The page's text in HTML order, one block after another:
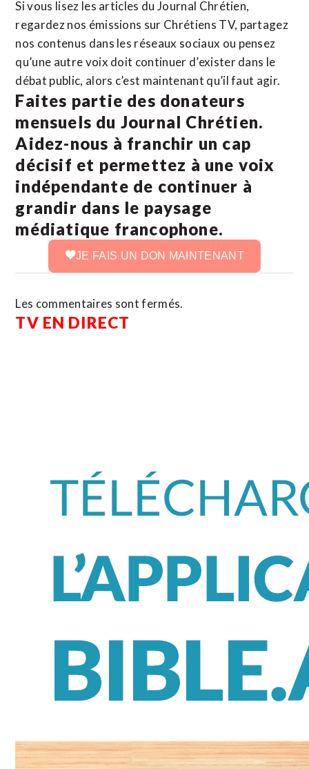
Si vous lisez les articles du Journal Chrétien,
regardez nos émissions sur Chrétiens TV, partagez
nos contenus dans les réseaux sociaux ou pensez
qu’une autre voix doit continuer d’exister dans le
débat public, alors c’est maintenant qu’il faut agir.
Faites partie des donateurs
mensuels du Journal Chrétien.
Aidez-nous à franchir un cap
décisif et permettez à une voix
indépendante de continuer à
grandir dans le paysage
médiatique francophone.
JE FAIS UN DON MAINTENANT
Les commentaires sont fermés.
TV EN DIRECT